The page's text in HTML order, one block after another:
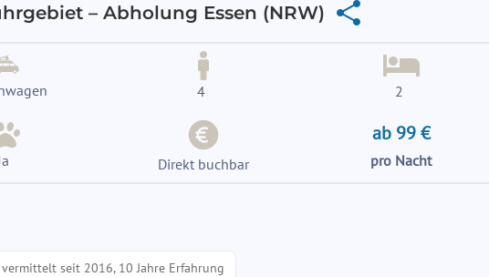
Forster V599 HB mieten im Ruhrgebiet – Abholung Essen (NRW)
4 2
Direkt buchbar
ab 99 €
pro Nacht
vermittelt seit 2016, 10 Jahre Erfahrung